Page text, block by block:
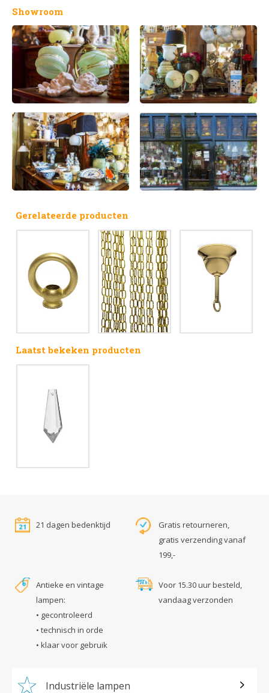
Showroom
Gerelateerde producten
Laatst bekeken producten
21 dagen bedenktijd
Gratis retourneren,
gratis verzending vanaf
199,-
Antieke en vintage
lampen:
• gecontroleerd
• technisch in orde
• klaar voor gebruik
Voor 15.30 uur besteld,
vandaag verzonden
Industriële lampen